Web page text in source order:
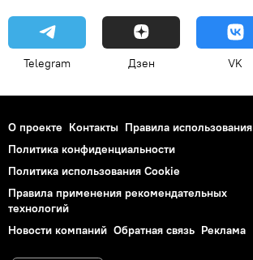
Telegram Дзен VK
О проекте Контакты Правила использования
Политика конфиденциальности
Политика использования Cookie
Правила применения рекомендательных
технологий
Новости компаний Обратная связь Реклама